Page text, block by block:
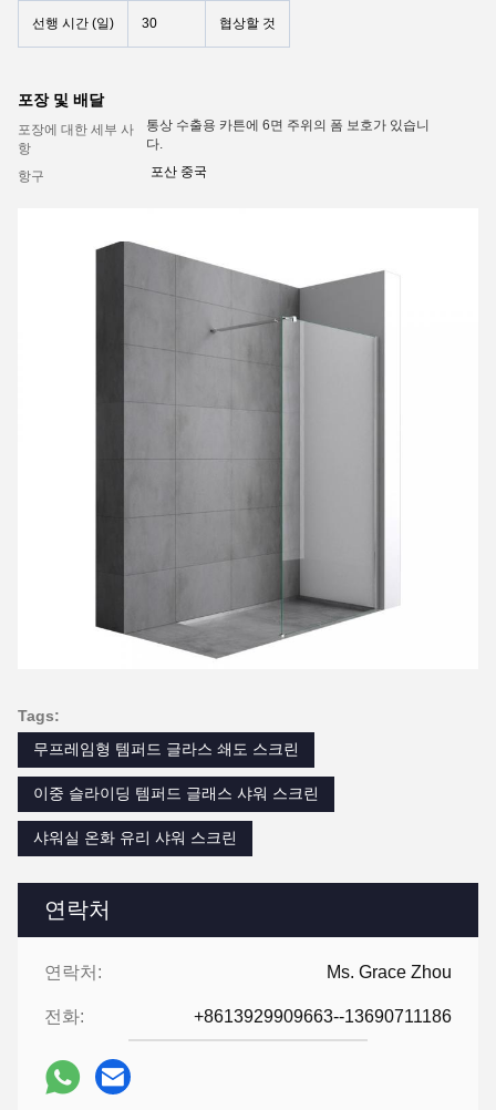
연락처
연락처: Ms. Grace Zhou
전화: +8613929909663--13690711186
선행 시간 (일) 30 협상할 것
포장 및 배달
포장에 대한 세부 사
항
통상 수출용 카튼에 6면 주위의 폼 보호가 있습니
다.
항구 포산 중국
Tags:
무프레임형 템퍼드 글라스 쇄도 스크린
이중 슬라이딩 템퍼드 글래스 샤워 스크린
샤워실 온화 유리 샤워 스크린